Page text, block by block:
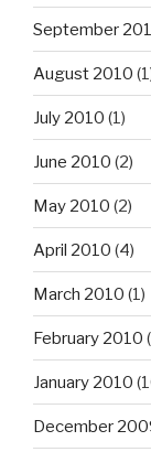
September
August 2010
July 2010 (1)
June 2010 (2)
May 2010 (2)
April 2010 (4)
March 2010 (1)
February 2010
January 2010
December